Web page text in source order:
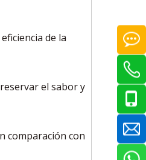
de la
el sabor y
comparación con